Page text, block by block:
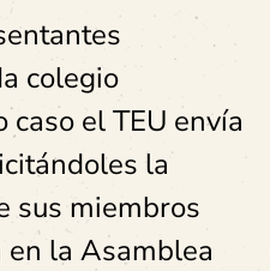
colegio
el TEU envía
la
sus miembros
la Asamblea